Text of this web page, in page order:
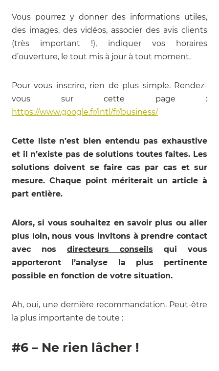
Vous pourrez y donner des informations utiles,
des images, des vidéos, associer des avis clients
(très important !), indiquer vos horaires
d’ouverture, le tout mis à jour à tout moment.
Pour vous inscrire, rien de plus simple. Rendez-
vous sur cette page :
https://www.google.fr/intl/fr/business/
Cette liste n’est bien entendu pas exhaustive
et il n’existe pas de solutions toutes faites. Les
solutions doivent se faire cas par cas et sur
mesure. Chaque point mériterait un article à
part entière.
Alors, si vous souhaitez en savoir plus ou aller
plus loin, nous vous invitons à prendre contact
avec nos directeurs conseils qui vous
apporteront l’analyse la plus pertinente
possible en fonction de votre situation.
Ah, oui, une dernière recommandation. Peut-être
la plus importante de toute :
#6 – Ne rien lâcher !